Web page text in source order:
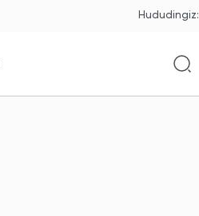
Hududingiz: